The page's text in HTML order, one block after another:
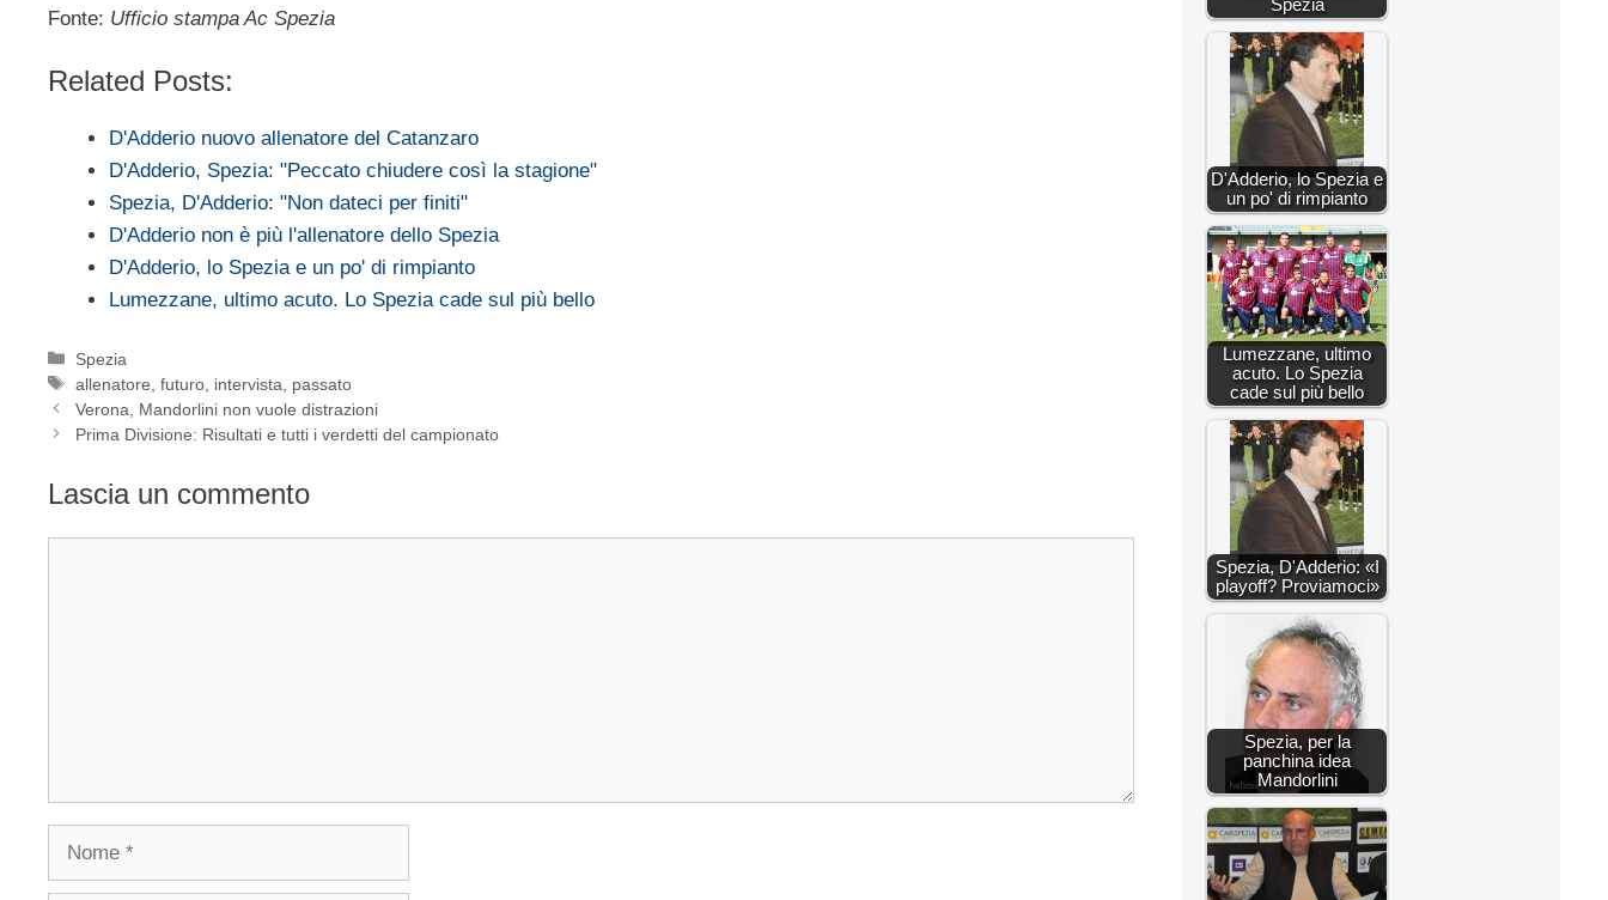
Fonte: Ufficio stampa Ac Spezia
Related Posts:
D'Adderio nuovo allenatore del Catanzaro
D'Adderio, Spezia: "Peccato chiudere così la stagione"
Spezia, D'Adderio: "Non dateci per finiti"
D'Adderio non è più l'allenatore dello Spezia
D'Adderio, lo Spezia e un po' di rimpianto
Lumezzane, ultimo acuto. Lo Spezia cade sul più bello
Categorie
Spezia
Tag
allenatore ,futuro intervista
passato
Verona, Mandorlini non vuole distrazioni
Prima Divisione: Risultati e tutti i verdetti del campionato
Lascia un commento
Nome
Spezia
D'Adderio, lo Spezia e
un po' di rimpianto
Lumezzane, ultimo
acuto. Lo Spezia
cade sul più bello
Spezia, D'Adderio: «I
playoff? Proviamoci»
Spezia, per la
panchina idea
Mandorlini